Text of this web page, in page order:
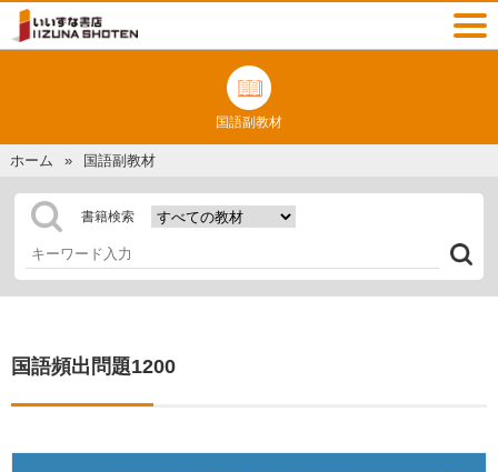
国語副教材
ホーム 国語副教材
書籍検索
国語頻出問題1200